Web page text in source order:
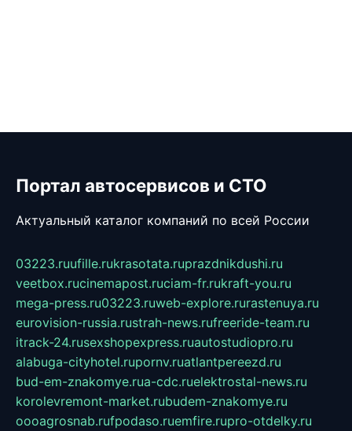
Портал автосервисов и СТО
Актуальный каталог компаний по всей России
03223.ruufille.rukrasotata.ruprazdnikdushi.ru
veetbox.rucinemapost.ruciam-fr.rukraft-you.ru
mega-press.ru03223.ruweb-explore.rurastenuya.ru
eurovision-russia.rustrah-news.rufreeride-team.ru
itrack-24.rusexshopexpress.ruautostudiopro.ru
alabuga-cityhotel.rupornv.ruatlantpereezd.ru
bud-em-znakomye.rua-cdc.ruelektrostal-news.ru
korolevremont-market.rubudem-znakomye.ru
oooagrosnab.rufpodaso.ruemfire.rupro-otdelky.ru